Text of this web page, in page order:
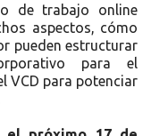
de trabajo online
aspectos, cómo
pueden estructurar
para el
VCD para potenciar